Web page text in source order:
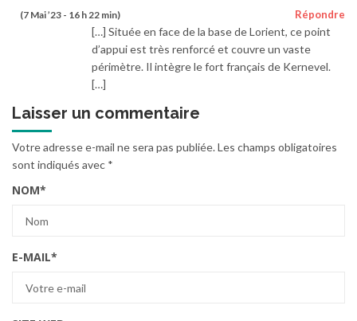
(7 Mai ’23 - 16 h 22 min) Répondre
[…] Située en face de la base de Lorient, ce point
d’appui est très renforcé et couvre un vaste
périmètre. Il intègre le fort français de Kernevel.
[…]
Laisser un commentaire
Votre adresse e-mail ne sera pas publiée.Les champs obligatoires
sont indiqués avec *
NOM*
E-MAIL*